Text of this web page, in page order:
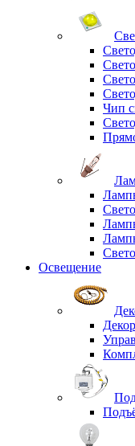
Чип
Освещение